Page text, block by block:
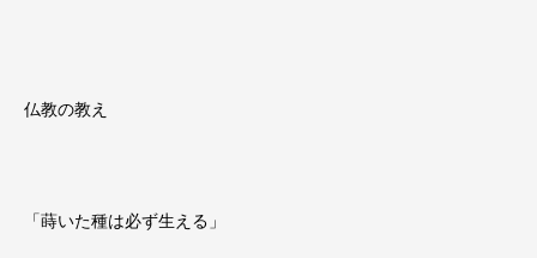
仏教の教え
「蒔いた種は必ず生える」